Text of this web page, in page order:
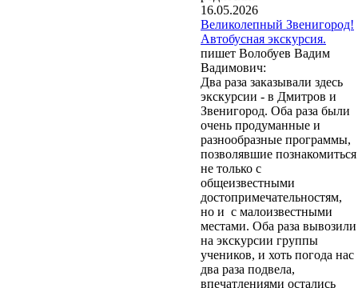
16.05.2026
Великолепный Звенигород!
Автобусная экскурсия.
пишет Волобуев Вадим
Вадимович:
Два раза заказывали здесь
экскурсии - в Дмитров и
Звенигород. Оба раза были
очень продуманные и
разнообразные программы,
позволявшие познакомиться
не только с
общеизвестными
достопримечательностям,
но и с малоизвестными
местами. Оба раза вывозили
на экскурсии группы
учеников, и хоть погода нас
два раза подвела,
впечатлениями остались